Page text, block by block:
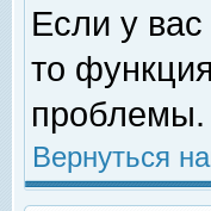
Если у
то
проблемы.
Вернуться